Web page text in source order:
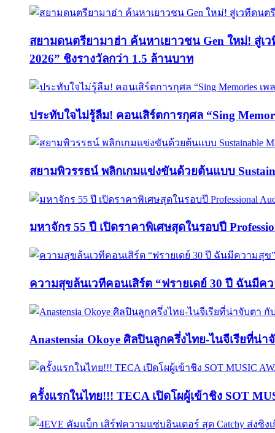
สยามดนตรียามาฮ่า ค้นหาเยาวชน Gen ใหม่! สู่เว
2026” ชิงรางวัลกว่า 1.5 ล้านบาท
ประทับใจไม่รู้ลืม! คอนเสิร์ตการกุศล “Sing
สยามพิวรรธน์ พลิกเกมแข่งขันด้วยต้นแบบ
มหาจักร 55 ปี เปิดราคาพิเศษสุดในรอบปี
ความสุขล้นเวทีคอนเสิร์ต “ฟรายเดย์ 30 ปี ฉันมีค
Anastensia Okoye ศิลปินลูกครึ่งไทย-ไนจีเรียที่น่
ครั้งแรกในไทย!!! TECA เปิดโผผู้เข้าชิง SOT